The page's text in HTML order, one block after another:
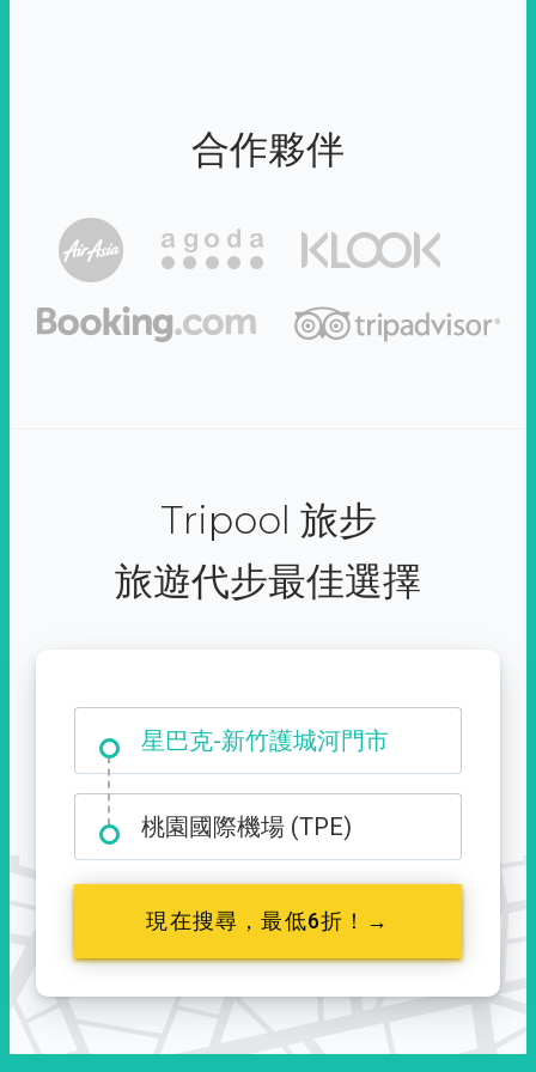
合作夥伴
Tripool 旅步
旅遊代步最佳選擇
大霸尖山登山口
桃園國際機場 (TPE)
現在搜尋，最低6折！→